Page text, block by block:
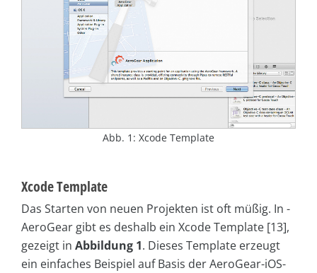
Abb. 1: Xcode Template
Xcode Template
Das Starten von neuen Projekten ist oft müßig. In ­
AeroGear gibt es deshalb ein Xcode Template [13],
gezeigt in Abbildung 1. Dieses Template erzeugt
ein einfaches Beispiel auf Basis der AeroGear-iOS-